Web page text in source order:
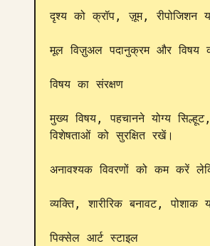
दृश्य को क्रॉप, ज़ूम, रीपोजिशन
मूल विज़ुअल पदानुक्रम और विषय
विषय का संरक्षण
मुख्य विषय, पहचानने योग्य
विशेषताओं को सुरक्षित रखें।
अनावश्यक विवरणों को कम करें
व्यक्ति, शारीरिक बनावट,
पिक्सेल आर्ट स्टाइल